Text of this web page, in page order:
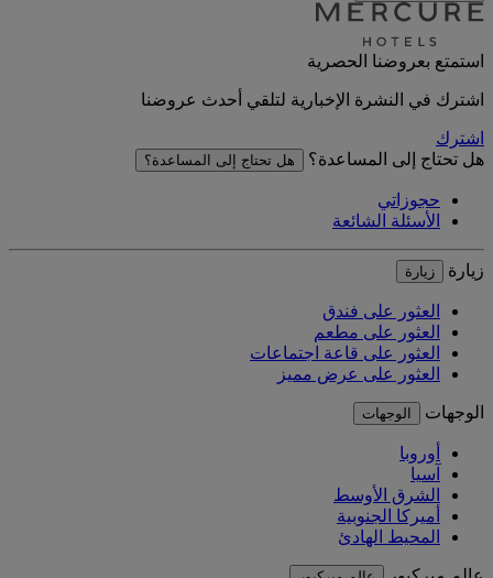
استمتع بعروضنا الحصرية
اشترك في النشرة الإخبارية لتلقي أحدث عروضنا
اشترك
هل تحتاج إلى المساعدة؟
هل تحتاج إلى المساعدة؟
حجوزاتي
الأسئلة الشائعة
زيارة زيارة
العثور على فندق
العثور على مطعم
العثور على قاعة اجتماعات
العثور على عرض مميز
الوجهات الوجهات
أوروبا
آسيا
الشرق الأوسط
أميركا الجنوبية
المحيط الهادئ